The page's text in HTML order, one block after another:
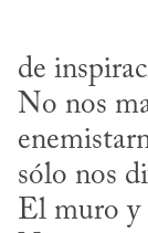
de
No nos
sólo nos
El muro y